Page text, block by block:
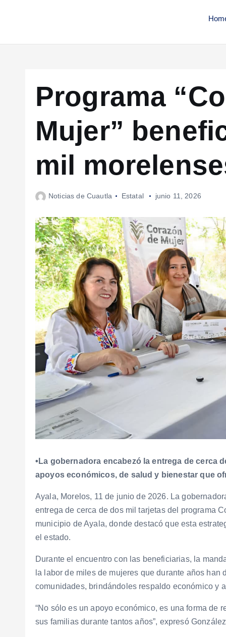
Programa
Mujer”
mil
Noticias de Cuautla Estatal junio 11, 2026
•La gobernadora encabezó la entrega de cerca
apoyos económicos, de salud y bienestar que
Ayala, Morelos, 11 de junio de 2026. La
entrega de cerca de dos mil tarjetas del programa
municipio de Ayala, donde destacó que esta
el estado.
Durante el encuentro con las beneficiarias, la
la labor de miles de mujeres que durante años
comunidades, brindándoles respaldo económico y
“No sólo es un apoyo económico, es una forma de
sus familias durante tantos años”, expresó